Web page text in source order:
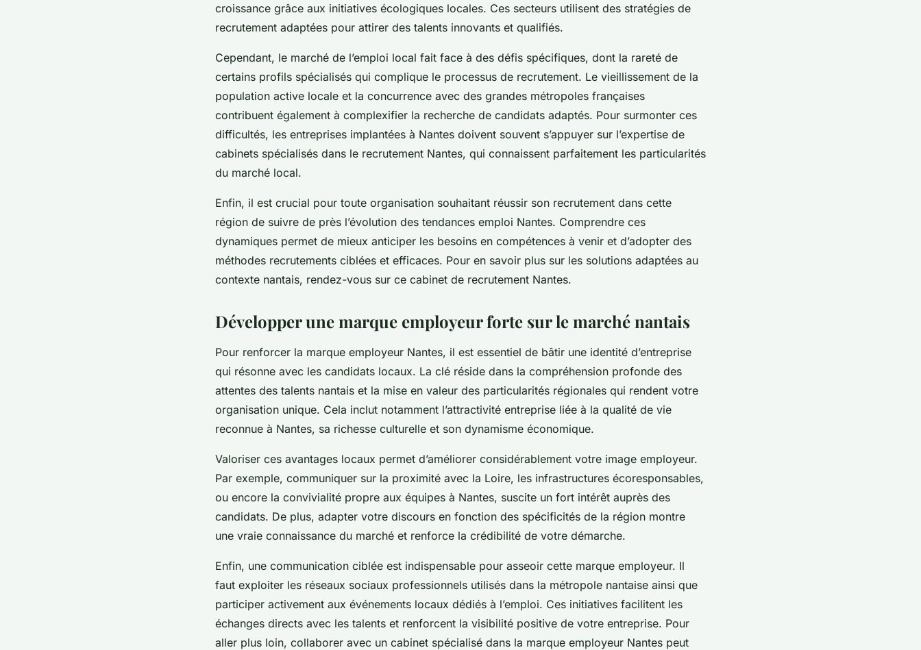
croissance grâce aux initiatives écologiques locales. Ces secteurs utilisent des stratégies de
recrutement adaptées pour attirer des talents innovants et qualifiés.
Cependant, le marché de l’emploi local fait face à des défis spécifiques, dont la rareté de
certains profils spécialisés qui complique le processus de recrutement. Le vieillissement de la
population active locale et la concurrence avec des grandes métropoles françaises
contribuent également à complexifier la recherche de candidats adaptés. Pour surmonter ces
difficultés, les entreprises implantées à Nantes doivent souvent s’appuyer sur l’expertise de
cabinets spécialisés dans le recrutement Nantes, qui connaissent parfaitement les particularités
du marché local.
Enfin, il est crucial pour toute organisation souhaitant réussir son recrutement dans cette
région de suivre de près l’évolution des tendances emploi Nantes. Comprendre ces
dynamiques permet de mieux anticiper les besoins en compétences à venir et d’adopter des
méthodes recrutements ciblées et efficaces. Pour en savoir plus sur les solutions adaptées au
contexte nantais, rendez-vous sur ce cabinet de recrutement Nantes.
Développer une marque employeur forte sur le marché nantais
Pour renforcer la marque employeur Nantes, il est essentiel de bâtir une identité d’entreprise
qui résonne avec les candidats locaux. La clé réside dans la compréhension profonde des
attentes des talents nantais et la mise en valeur des particularités régionales qui rendent votre
organisation unique. Cela inclut notamment l’attractivité entreprise liée à la qualité de vie
reconnue à Nantes, sa richesse culturelle et son dynamisme économique.
Valoriser ces avantages locaux permet d’améliorer considérablement votre image employeur.
Par exemple, communiquer sur la proximité avec la Loire, les infrastructures écoresponsables,
ou encore la convivialité propre aux équipes à Nantes, suscite un fort intérêt auprès des
candidats. De plus, adapter votre discours en fonction des spécificités de la région montre
une vraie connaissance du marché et renforce la crédibilité de votre démarche.
Enfin, une communication ciblée est indispensable pour asseoir cette marque employeur. Il
faut exploiter les réseaux sociaux professionnels utilisés dans la métropole nantaise ainsi que
participer activement aux événements locaux dédiés à l’emploi. Ces initiatives facilitent les
échanges directs avec les talents et renforcent la visibilité positive de votre entreprise. Pour
aller plus loin, collaborer avec un cabinet spécialisé dans la marque employeur Nantes peut